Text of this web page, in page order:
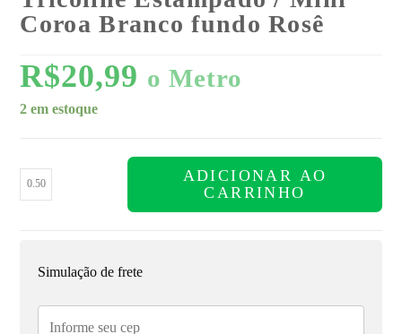
Coroa Branco fundo Rosê
R$20,99 o Metro
2 em estoque
ADICIONAR AO
CARRINHO
Simulação de frete